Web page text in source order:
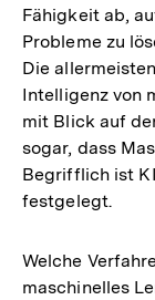
Fähigkeit ab,
Probleme zu
Die
Intelligenz von
mit Blick auf
sogar, dass
Begrifflich ist
festgelegt.
Welche
maschinelles